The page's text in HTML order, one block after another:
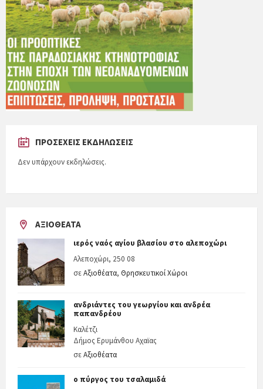
ΠΡΟΣΕΧΕΊΣ ΕΚΔΗΛΏΣΕΙΣ
Δεν υπάρχουν εκδηλώσεις.
ΑΞΙΟΘΈΑΤΑ
ιερός ναός αγίου βλασίου στο αλεποχώρι
Αλεποχώρι, 250 08
σεΑξιοθέατα, Θρησκευτικοί Χώροι
ανδριάντες του γεωργίου και ανδρέα
παπανδρέου
Καλέτζι
Δήμος Ερυμάνθου Αχαϊας
σεΑξιοθέατα
ο πύργος του τσαλαμιδά